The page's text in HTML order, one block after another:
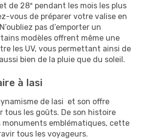
de 28º pendant les mois les plus
vous de préparer votre valise en
pas d’emporter un
modèles offrent même une
les UV, vous permettant ainsi de
bien de la pluie que du soleil.
à Iasi
de Iasi et son offre
tous les goûts. De son histoire
monuments emblématiques, cette
tous les voyageurs.